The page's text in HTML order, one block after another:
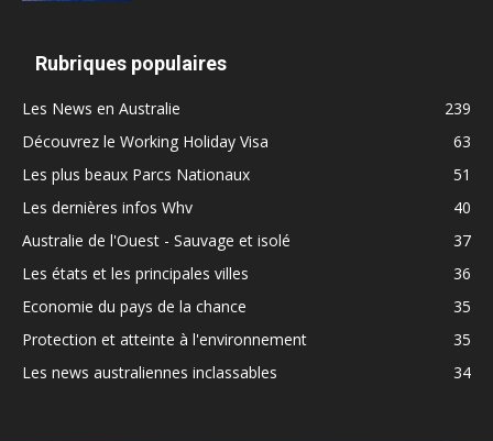
Rubriques populaires
Les News en Australie
239
Découvrez le Working Holiday Visa
63
Les plus beaux Parcs Nationaux
51
Les dernières infos Whv
40
Australie de l'Ouest - Sauvage et isolé
37
Les états et les principales villes
36
Economie du pays de la chance
35
Protection et atteinte à l'environnement
35
Les news australiennes inclassables
34